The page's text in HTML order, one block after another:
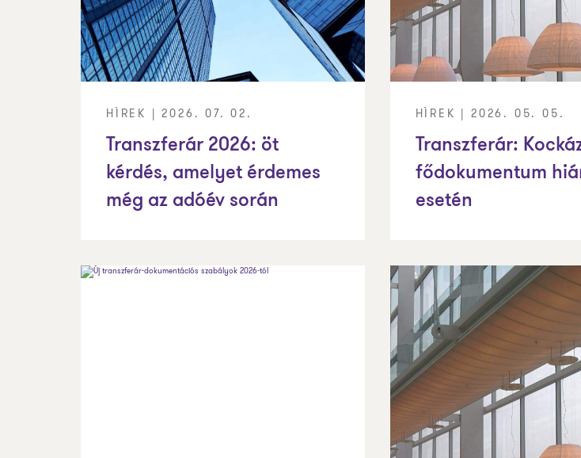
HÍREK | 2026. 07. 02.
Transzferár 2026: öt
kérdés, amelyet érdemes
még az adóév során
HÍREK | 2026. 05. 05.
Transzferár:
fődokumentum
esetén